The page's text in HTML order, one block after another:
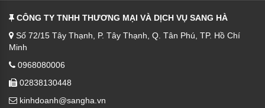
CÔNG TY TNHH THƯƠNG MẠI VÀ DỊCH VỤ SANG HÀ
Số 72/15 Tây Thạnh, P. Tây Thạnh, Q. Tân Phú, TP. Hồ Chí
Minh
0968080006
02838130448
kinhdoanh@sangha.vn